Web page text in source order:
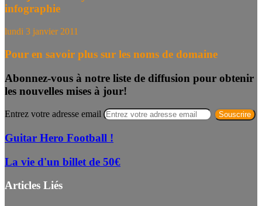
infographie
lundi 3 janvier 2011
Pour en savoir plus sur les noms de domaine
Abonnez-vous à notre liste de diffusion pour obtenir
les nouvelles mises à jour!
Entrez votre adresse email
Guitar Hero Football !
La vie d'un billet de 50€
Articles Liés